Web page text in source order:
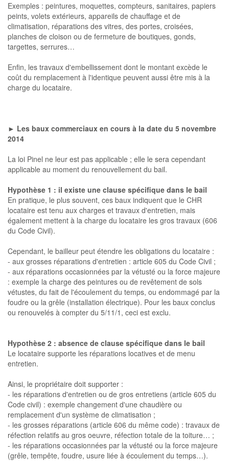
Exemples : peintures, moquettes, compteurs, sanitaires, papiers
peints, volets extérieurs, appareils de chauffage et de
climatisation, réparations des vitres, des portes, croisées,
planches de cloison ou de fermeture de boutiques, gonds,
targettes, serrures…
Enfin, les travaux d'embellissement dont le montant excède le
coût du remplacement à l'identique peuvent aussi être mis à la
charge du locataire.
► Les baux commerciaux en cours à la date du 5 novembre
2014
La loi Pinel ne leur est pas applicable ; elle le sera cependant
applicable au moment du renouvellement du bail.
Hypothèse 1 : il existe une clause spécifique dans le bail
En pratique, le plus souvent, ces baux indiquent que le CHR
locataire est tenu aux charges et travaux d'entretien, mais
également mettent à la charge du locataire les gros travaux (606
du Code Civil).
Cependant, le bailleur peut étendre les obligations du locataire :
- aux grosses réparations d'entretien : article 605 du Code Civil ;
- aux réparations occasionnées par la vétusté ou la force majeure
: exemple la charge des peintures ou de revêtement de sols
vétustes, du fait de l'écoulement du temps, ou endommagé par la
foudre ou la grêle (installation électrique). Pour les baux conclus
ou renouvelés à compter du 5/11/1, ceci est exclu.
Hypothèse 2 : absence de clause spécifique dans le bail
Le locataire supporte les réparations locatives et de menu
entretien.
Ainsi, le propriétaire doit supporter :
- les réparations d'entretien ou de gros entretiens (article 605 du
Code civil) : exemple changement d'une chaudière ou
remplacement d'un système de climatisation ;
- les grosses réparations (article 606 du même code) : travaux de
réfection relatifs au gros oeuvre, réfection totale de la toiture… ;
- les réparations occasionnées par la vétusté ou la force majeure
(grêle, tempête, foudre, usure liée à écoulement du temps…).